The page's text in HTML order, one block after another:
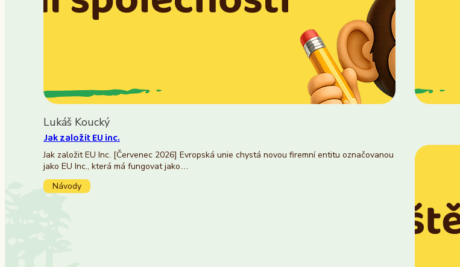
Lukáš Koucký
Jak založit EU inc.
Jak založit EU Inc. [Červenec 2026] Evropská unie chystá novou firemní entitu označovanou
jako EU Inc., která má fungovat jako…
Návody